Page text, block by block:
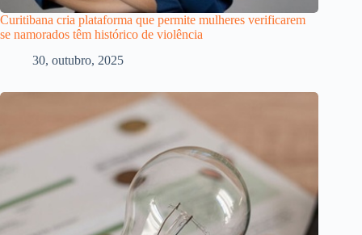
Curitibana cria plataforma que permite mulheres verificarem
se namorados têm histórico de violência
30, outubro, 2025